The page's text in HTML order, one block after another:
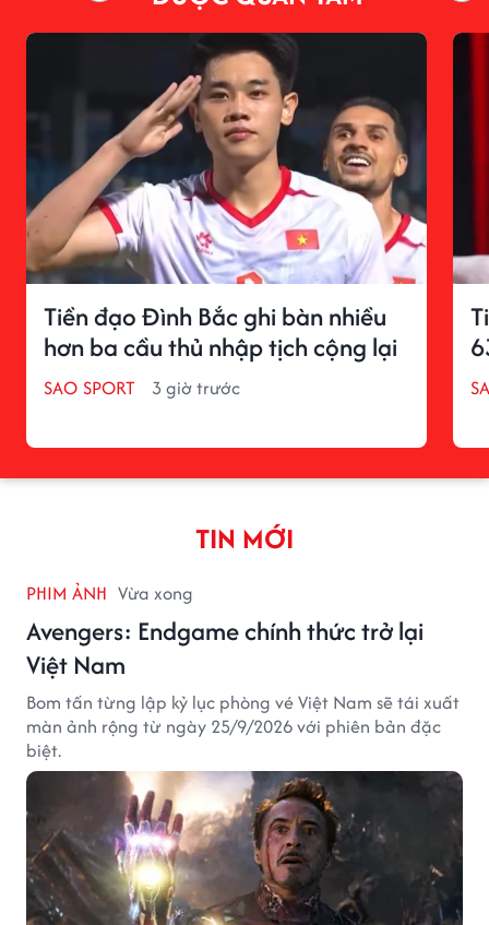
Tiền đạo Đình Bắc ghi bàn nhiều
hơn ba cầu thủ nhập tịch cộng lại
SAO SPORT 3 giờ trước
TIN MỚI
PHIM ẢNH Vừa xong
Avengers: Endgame chính thức trở lại
Việt Nam
Bom tấn từng lập kỷ lục phòng vé Việt Nam sẽ tái xuất
màn ảnh rộng từ ngày 25/9/2026 với phiên bản đặc
biệt.